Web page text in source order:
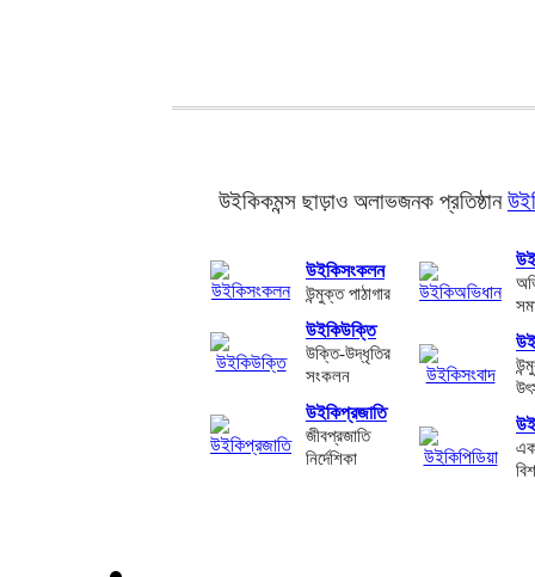
উইকিকমন্স ছাড়াও অলাভজনক প্রতিষ্ঠান
উইকিসংকলন
উন্মুক্ত পাঠাগার
উইকিউক্তি
উক্তি-উদ্ধৃতির
সংকলন
উইকিপ্রজাতি
জীবপ্রজাতি
নির্দেশিকা